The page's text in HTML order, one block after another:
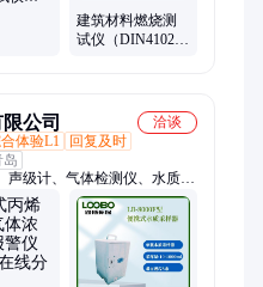
建筑材料燃烧测
试仪（DIN4102-
公司
洽谈
体验L1
回复及时
岛
声级计、气体检测仪、水质分
检测仪、色谱仪、VOC检测
、风速仪、ATP荧光检测仪、
析仪、红外测油仪、光泽度
析、明渠流量计、恒温恒湿